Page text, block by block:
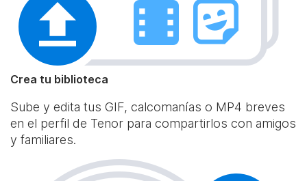
Crea tu biblioteca
Sube y edita tus GIF, calcomanías o MP4 breves
en el perfil de Tenor para compartirlos con amigos
y familiares.